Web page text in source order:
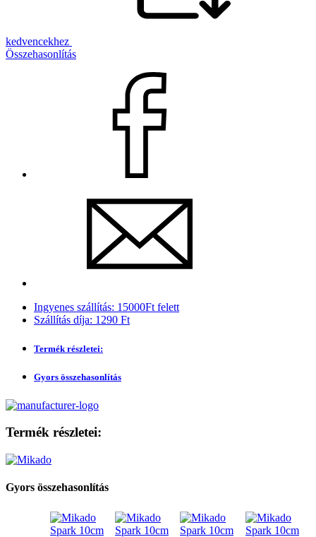
kedvencekhez
Összehasonlítás
Ingyenes szállítás: 15000Ft felett
Szállítás díja: 1290 Ft
Termék részletei:
Gyors összehasonlítás
Termék részletei:
Gyors összehasonlítás